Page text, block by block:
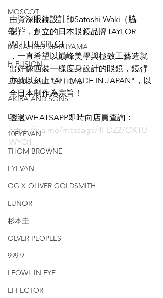
MOSCOT
ZEISS
MASAHIRO MARUYAMA
H-FUSION
JULIUS TART OPTICAL
AKIRA AND SONS
DITA
10EYEVAN
THOM BROWNE
EYEVAN
OG X OLIVER GOLDSMITH
LUNOR
杉本圭
OLVER PEOPLES
999.9
LEOWL IN EYE
EFFECTOR
由資深眼鏡設計師Satoshi Waki（脇
聡），創立的日本眼鏡品牌TAYLOR
WITH RESPECT
，一直希望以巔峰美學與極致工藝造就
出好像西裝一樣度身設計的眼鏡，鏡臂
亦特以刻上"ALL MADE IN JAPAN"，以
全日本制作為宗旨！
透過WHATSAPP即時向店員查詢：
https://wa.me/message/4FDZ27OXTU
WYO1